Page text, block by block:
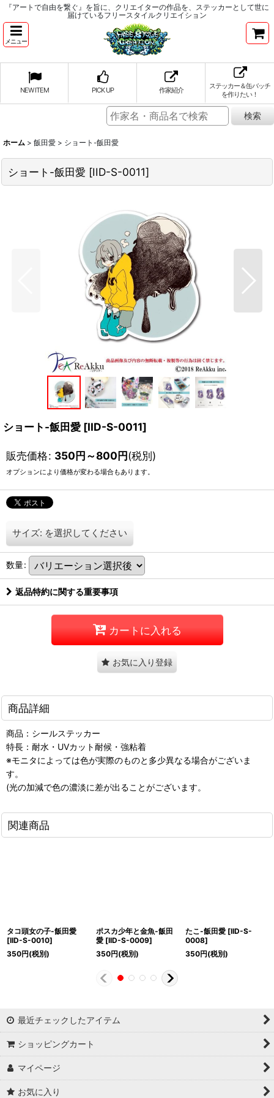
『アートで自由を繋ぐ』を旨に、クリエイターの作品を、ステッカーとして世に
届けているフリースタイルクリエイション
メニュー
NEW ITEM PICK UP 作家紹介
ステッカー＆缶バッチ
を作りたい！
ホーム > 飯田愛 > ショート-飯田愛
ショート-飯田愛 [IID-S-0011]
ショート-飯田愛 [IID-S-0011]
販売価格: 350円～800円(税別)
オプションにより価格が変わる場合もあります。
サイズ: を選択してください
数量:
返品特約に関する重要事項
カートに入れる
お気に入り登録
商品詳細
商品：シールステッカー
特長：耐水・UVカット耐候・強粘着
※モニタによっては色が実際のものと多少異なる場合がございま
す。
(光の加減で色の濃淡に差が出ることがございます。
関連商品
タコ頭女の子-飯田愛
[IID-S-0010]
350円(税別)
ポスカ少年と金魚-飯田
愛 [IID-S-0009]
350円(税別)
たこ-飯田愛 [IID-S-
0008]
350円(税別)
最近チェックしたアイテム
ショッピングカート
マイページ
お気に入り